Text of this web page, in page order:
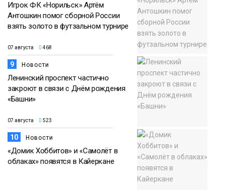
Игрок ФК «Норильск» Артём
Антошкин помог сборной России
взять золото в футзальном турнире
07 августа 468
9 Новости
Ленинский проспект частично
закроют в связи с Днём рождения
«Башни»
07 августа 523
10 Новости
«Домик Хоббитов» и «Самолёт в
облаках» появятся в Кайеркане